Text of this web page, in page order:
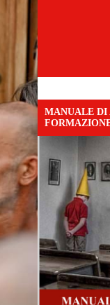
MANUALE DI